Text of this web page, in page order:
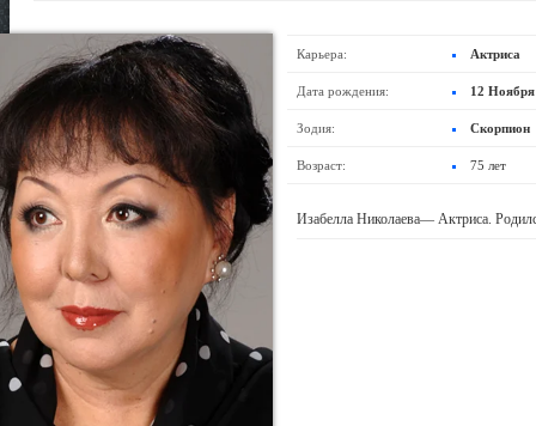
Карьера: Актриса
Дата рождения: 12
Зодия: Скорпион
Возраст: 75 лет
Изабелла Николаева— Актриса.